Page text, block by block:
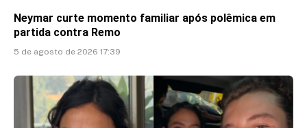
Neymar curte momento familiar após polêmica em
partida contra Remo
5 de agosto de 2026 17:39